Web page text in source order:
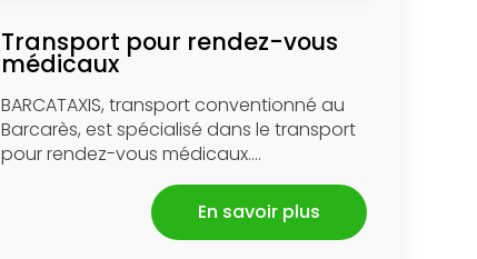
Transport pour rendez-vous
médicaux
BARCATAXIS, transport conventionné au
Barcarès, est spécialisé dans le transport
pour rendez-vous médicaux....
En savoir plus